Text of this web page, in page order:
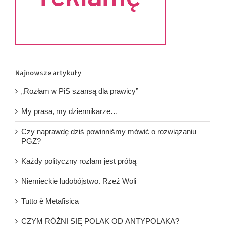
Najnowsze artykuły
„Rozłam w PiS szansą dla prawicy”
My prasa, my dziennikarze…
Czy naprawdę dziś powinniśmy mówić o rozwiązaniu
PGZ?
Każdy polityczny rozłam jest próbą
Niemieckie ludobójstwo. Rzeź Woli
Tutto è Metafisica
CZYM RÓŻNI SIĘ POLAK OD ANTYPOLAKA?